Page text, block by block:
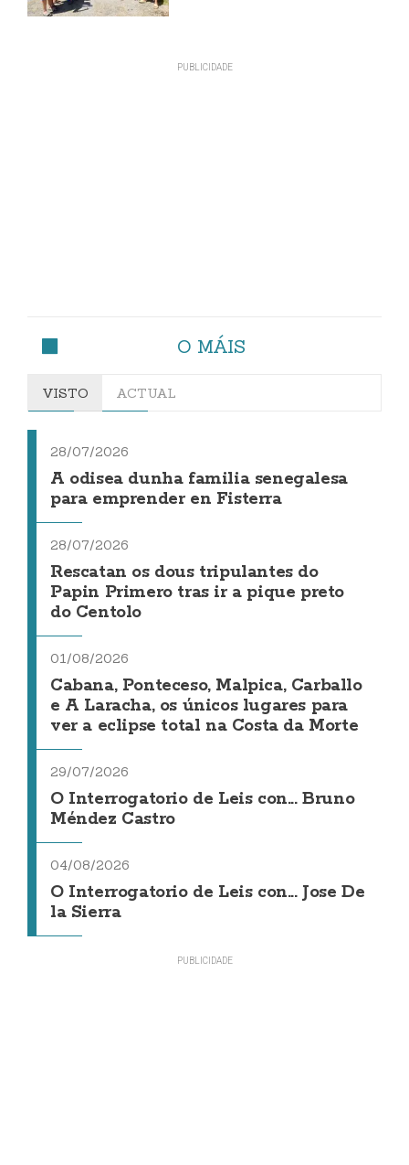
O MÁIS
VISTO ACTUAL
28/07/2026
A odisea dunha familia senegalesa
para emprender en Fisterra
28/07/2026
Rescatan os dous tripulantes do
Papin Primero tras ir a pique preto
do Centolo
01/08/2026
Cabana, Ponteceso, Malpica, Carballo
e A Laracha, os únicos lugares para
ver a eclipse total na Costa da Morte
29/07/2026
O Interrogatorio de Leis con... Bruno
Méndez Castro
04/08/2026
O Interrogatorio de Leis con... Jose De
la Sierra